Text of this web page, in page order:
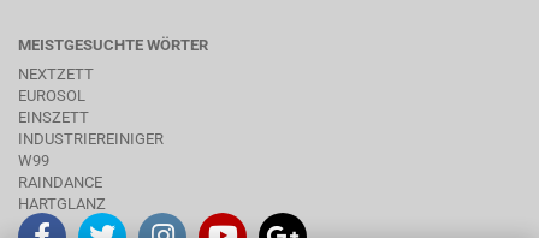
MEISTGESUCHTE WÖRTER
NEXTZETT
EUROSOL
EINSZETT
INDUSTRIEREINIGER
W99
RAINDANCE
HARTGLANZ